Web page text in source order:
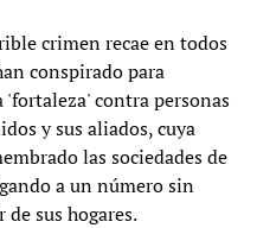
crimen recae en todos
conspirado para
contra personas
y sus aliados, cuya
las sociedades de
a un número sin
de sus hogares.